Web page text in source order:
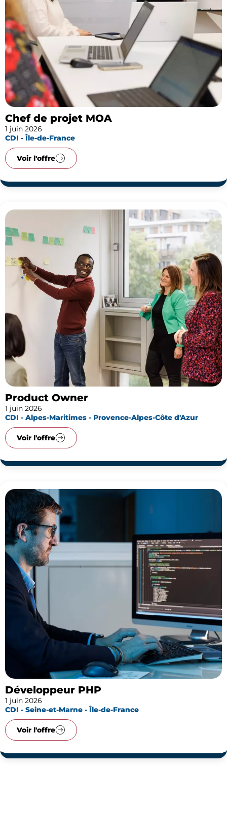
Chef de projet MOA
1 juin 2026
CDI - Île-de-France
Voir l'offre
Product Owner
1 juin 2026
CDI - Alpes-Maritimes - Provence-Alpes-Côte d'Azur
Voir l'offre
Développeur PHP
1 juin 2026
CDI - Seine-et-Marne - Île-de-France
Voir l'offre